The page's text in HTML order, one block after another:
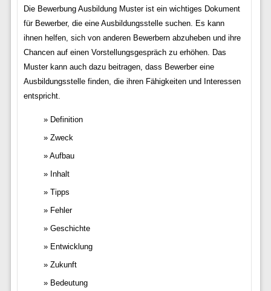
Die Bewerbung Ausbildung Muster ist ein wichtiges Dokument
für Bewerber, die eine Ausbildungsstelle suchen. Es kann
ihnen helfen, sich von anderen Bewerbern abzuheben und ihre
Chancen auf einen Vorstellungsgespräch zu erhöhen. Das
Muster kann auch dazu beitragen, dass Bewerber eine
Ausbildungsstelle finden, die ihren Fähigkeiten und Interessen
entspricht.
Definition
Zweck
Aufbau
Inhalt
Tipps
Fehler
Geschichte
Entwicklung
Zukunft
Bedeutung